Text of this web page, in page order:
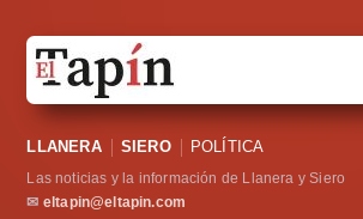
Sociedad
Política
LLANERA SIERO POLÍTICA
Las noticias y la información de Llanera y Siero
✉ eltapin@eltapin.com